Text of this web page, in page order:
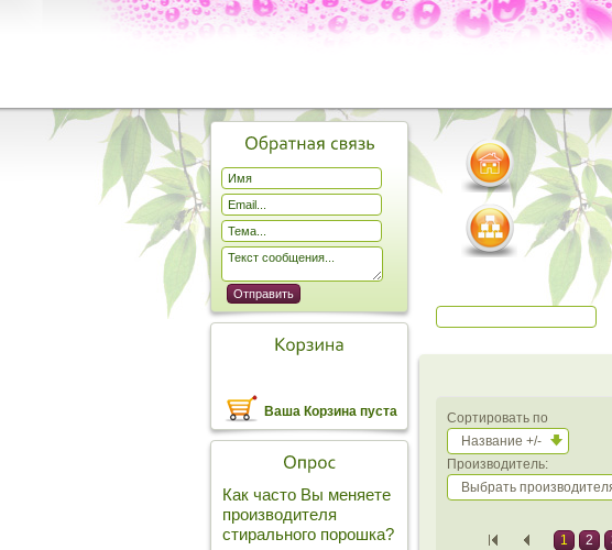
Ваша Корзина пуста
Как часто Вы меняете
производителя
стирального порошка?
Сортировать по
Название +/-
Производитель:
Выбрать
1 2